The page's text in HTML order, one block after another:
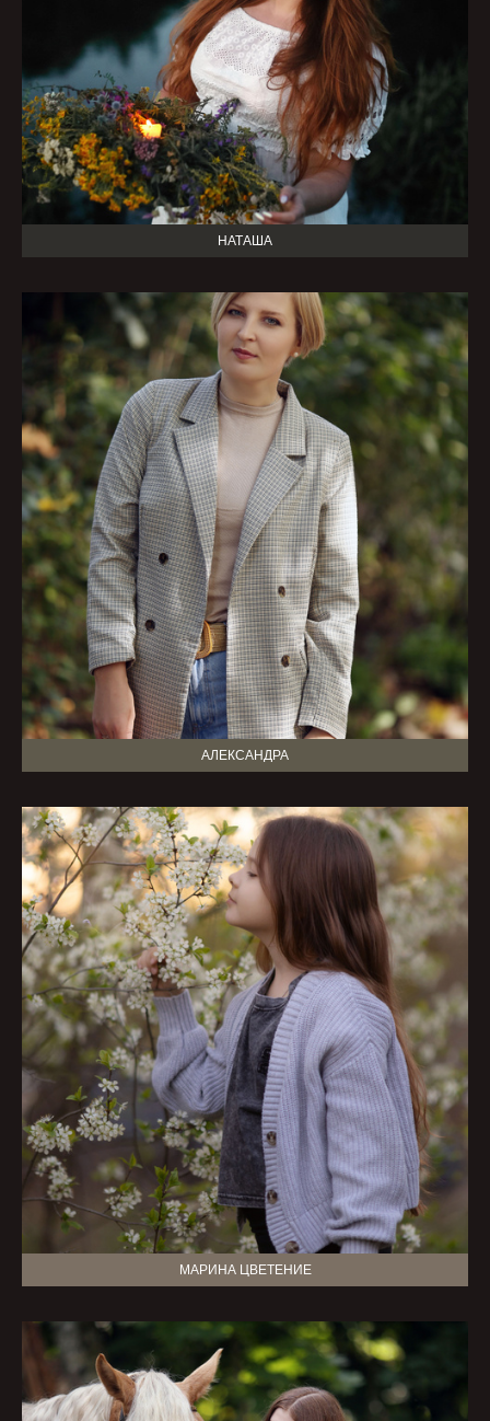
НАТАША
АЛЕКСАНДРА
МАРИНА ЦВЕТЕНИЕ